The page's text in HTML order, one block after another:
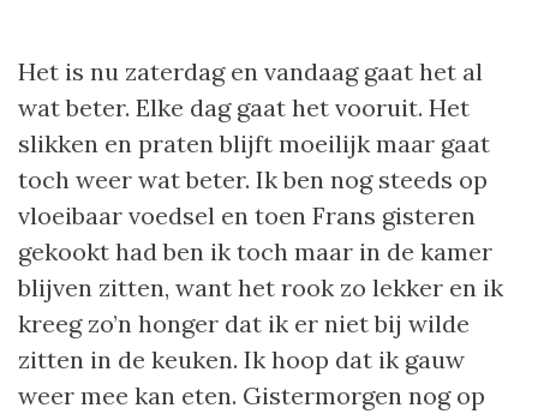
Het is nu zaterdag en vandaag gaat het al
wat beter. Elke dag gaat het vooruit. Het
slikken en praten blijft moeilijk maar gaat
toch weer wat beter. Ik ben nog steeds op
vloeibaar voedsel en toen Frans gisteren
gekookt had ben ik toch maar in de kamer
blijven zitten, want het rook zo lekker en ik
kreeg zo’n honger dat ik er niet bij wilde
zitten in de keuken. Ik hoop dat ik gauw
weer mee kan eten. Gistermorgen nog op